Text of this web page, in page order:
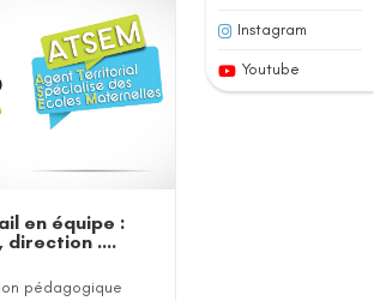
Instagram
Youtube
en équipe :
direction ….
pédagogique